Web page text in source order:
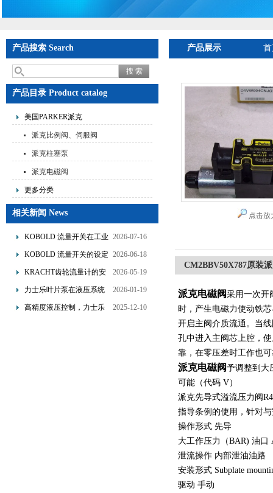
产品搜索 Search
产品目录 Product catalog
美国PARKER派克
派克比例阀、伺服阀
派克柱塞泵
派克电磁阀
更多分类
相关新闻 News
KOBOLD 流量开关在工业
管道水流量监测中的应用
2026-07-16
KOBOLD 流量开关的设定
流量调节与刻度指示
2026-06-18
KRACHT齿轮流量计的安
装要求：直管段、过滤器
2026-05-19
力士乐叶片泵在液压系统
中的应用分析
2026-01-19
高精度液压控制，力士乐
2025-12-10
产品展示
点击放
CM2BBV50X787原装
派克电磁阀采用一次开
时，产生电磁力使动铁
开启主阀介质流通。当
孔中进入主阀芯上腔，
靠，在零压差时工作也
派克电磁阀予调整到大
可能（代码 V）
派克先导式溢流压力阀
指导条例的使用，针对
操作形式 先导
大工作压力（BAR) 油口
泄流操作 内部泄油油路
安装形式 Subplate
驱动 手动